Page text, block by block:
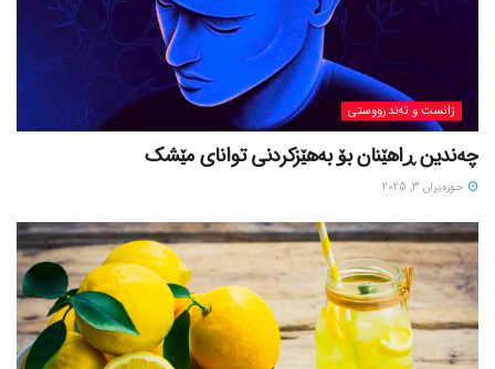
زانست و تەندرووستی
چەندین ڕاهێنان بۆ بەهێزکردنی توانای مێشک
حوزه‌یران 3, 2025